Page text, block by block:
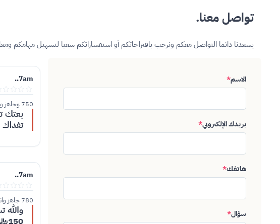
تواصل معنا.
يسعدنا دائما التواصل معكم ونرحب باقتراحاتكم أو استفساراتكم سعيا لتسهيل مهامكم
الاسم*
بريدك الإلكتروني*
هاتفك*
سؤال*
7am..
750 وجاهز وبخاطري مره وانا اخوك
تفداك
7am..
780 جاهز وانا اخوك ترا من زمان وهي بخاطري
والله